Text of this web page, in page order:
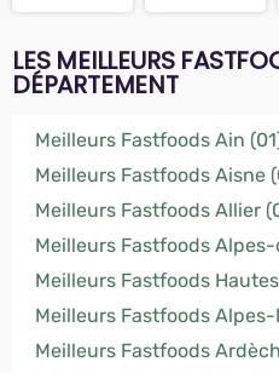
LES MEILLEURS
DÉPARTEMENT
Meilleurs Fastfoods Ain
Meilleurs Fastfoods Aisne
Meilleurs Fastfoods Allier
Meilleurs Fastfoods
Meilleurs Fastfoods
Meilleurs Fastfoods
Meilleurs Fastfoods